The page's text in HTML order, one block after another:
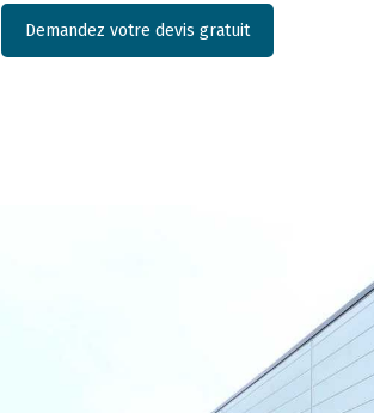
Demandez votre devis gratuit